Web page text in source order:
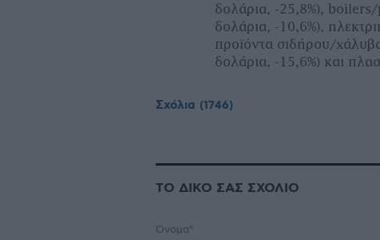
δολάρια, -25,8%), boilers/
δολάρια, -10,6%),
προϊόντα σιδήρου/
δολάρια, -15,6%) και
Σχόλια (1746)
ΤΟ ΔΙΚΟ ΣΑΣ ΣΧΟΛΙΟ
Όνομα*